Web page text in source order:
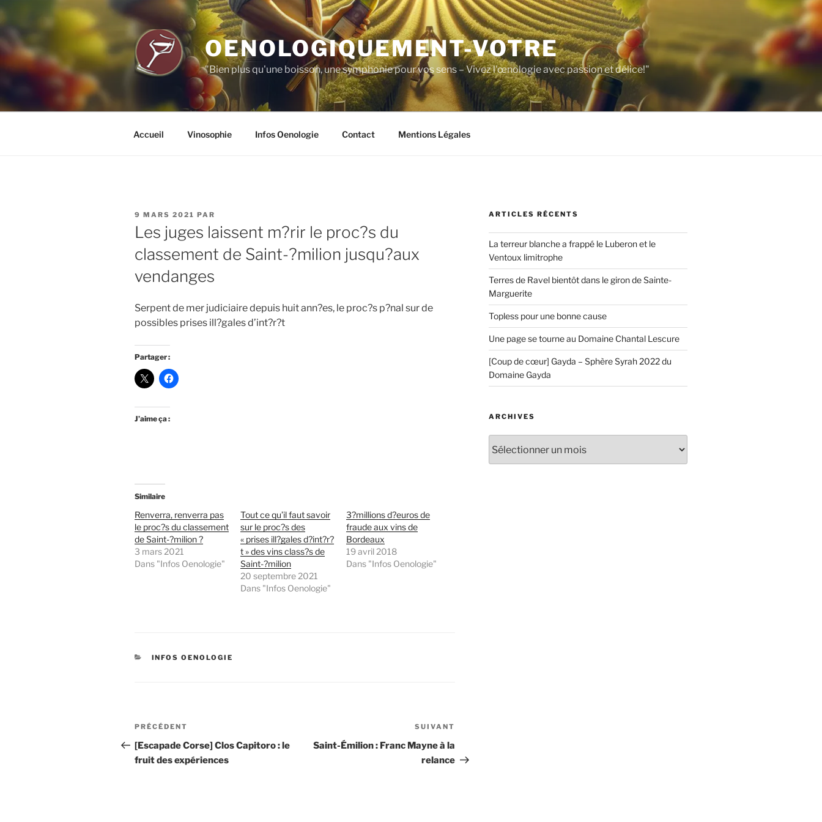
Aller
au
contenu
principal
OENOLOGIQUEMENT-VOTRE
"Bien plus qu'une boisson, une symphonie pour vos sens – Vivez l'œnologie avec passion et délice!"
Accueil Vinosophie Infos Oenologie Contact Mentions Légales
PUBLIÉ
LE
9 MARS 2021 PAR
Les juges laissent m?rir le proc?s du
classement de Saint-?milion jusqu?aux
vendanges
Serpent de mer judiciaire depuis huit ann?es, le proc?s p?nal sur de
possibles prises ill?gales d’int?r?t
Partager :
J’aime ça :
Similaire
Renverra, renverra pas
le proc?s du classement
de Saint-?milion ?
3 mars 2021
Dans "Infos Oenologie"
Tout ce qu’il faut savoir
sur le proc?s des
« prises ill?gales d?int?r?
t » des vins class?s de
Saint-?milion
20 septembre 2021
Dans "Infos Oenologie"
3?millions d?euros de
fraude aux vins de
Bordeaux
19 avril 2018
Dans "Infos Oenologie"
CATÉGORIES
INFOS OENOLOGIE
Navigation
de
l’article
Article
précédent
PRÉCÉDENT
[Escapade Corse] Clos Capitoro : le
fruit des expériences
SUIVANT
Saint-Émilion : Franc Mayne à la
relance
ARTICLES RÉCENTS
La terreur blanche a frappé le Luberon et le
Ventoux limitrophe
Terres de Ravel bientôt dans le giron de Sainte-
Marguerite
Topless pour une bonne cause
Une page se tourne au Domaine Chantal Lescure
[Coup de cœur] Gayda – Sphère Syrah 2022 du
Domaine Gayda
ARCHIVES